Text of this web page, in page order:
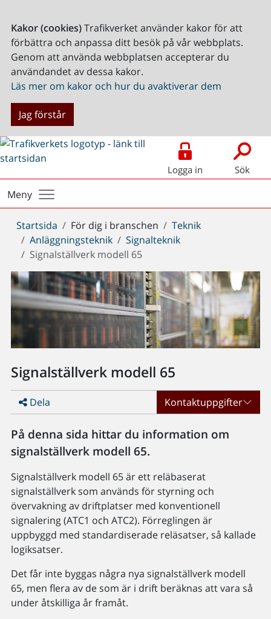
Kakor (cookies)Trafikverket använder kakor för att
förbättra och anpassa ditt besök på vår webbplats.
Genom att använda webbplatsen accepterar du
användandet av dessa kakor.
Läs mer om kakor och hur du avaktiverar dem
Jag förstår
Logga in Sök
Meny
Du
är
här:
Startsida För dig i branschen
Teknik
Anläggningsteknik
Signalteknik
Signalställverk modell 65
Signalställverk modell 65
Dela Kontaktuppgifter
På denna sida hittar du information om
signalställverk modell 65.
Signalställverk modell 65 är ett reläbaserat
signalställverk som används för styrning och
övervakning av driftplatser med konventionell
signalering (ATC1 och ATC2). Förreglingen är
uppbyggd med standardiserade reläsatser, så kallade
logiksatser.
Det får inte byggas några nya signalställverk modell
65, men flera av de som är i drift beräknas att vara så
under åtskilliga år framåt.